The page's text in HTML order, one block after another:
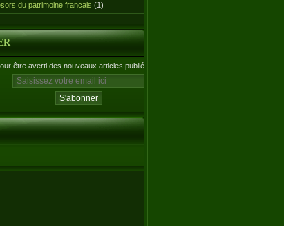
du patrimoine francais (1)
être averti des nouveaux articles publiés.